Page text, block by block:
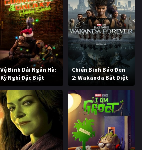
Vệ Binh Dải Ngân Hà:
Kỳ Nghỉ Đặc Biệt
Chiến Binh Báo Đen
2: Wakanda Bất Diệt